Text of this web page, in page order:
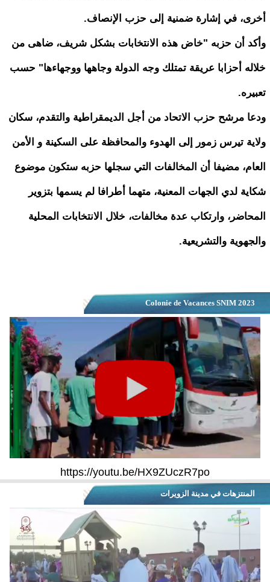
أخرى، في إشارة ضمنية إلى حزب الإنصاف.
وأكد أن حزبه "خاض هذه الانتخابات بشكل شريف، ضاهى من
خلاله أحزابا عريقة تمتلك وجه الدولة وجاهها ووجهاءها" حسب
تعبيره.
ودعا مرشح حزب الاتحاد من أجل الديمقراطية والتقدم، سكان
ولاية تيرس زمور إلى الهدوء والمحافظة على السكينة و الأمن
العام، مضيفا أن المخالفات التي سجلها حزبه ستكون موضوع
شكاية لدي الجهات المعنية، متهما أطرافا لم يسمها بتزوير
المحاضر، وارتكاب عدة مخالفات، خلال الانتخابات المحلية
والجهوية والتشريعية.
Colonie de Vacances SNIM 2023
https://youtu.be/HX9ZUczR7po
المنتزهات في مدينة الزويرات